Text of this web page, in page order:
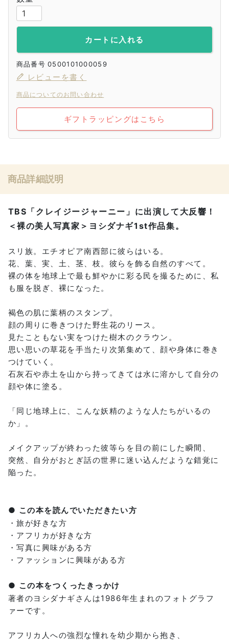
カートに入れる
商品番号 0500101000059
レビューを書く
商品についてのお問い合わせ
ギフトラッピングはこちら
商品詳細説明
TBS「クレイジージャーニー」に出演して大反響！
＜裸の美人写真家＞ヨシダナギ1st作品集。
スリ族。エチオピア南西部に彼らはいる。
花、葉、実、土、茎、枝。彼らを飾る自然のすべて。
裸の体を地球上で最も鮮やかに彩る民を撮るために、私
も服を脱ぎ、裸になった。
褐色の肌に葉柄のスタンプ。
顔の周りに巻きつけた野生花のリース。
見たこともない実をつけた樹木のクラウン。
思い思いの草花を手当たり次第集めて、顔や身体に巻き
つけていく。
石灰石や赤土を山から持ってきては水に溶かして自分の
顔や体に塗る。
「同じ地球上に、こんな妖精のような人たちがいるの
か」。
メイクアップが終わった彼等らを目の前にした瞬間、
突然、自分がおとぎ話の世界に迷い込んだような錯覚に
陥った。
● この本を読んでいただきたい方
・旅が好きな方
・アフリカが好きな方
・写真に興味がある方
・ファッションに興味がある方
● この本をつくったきっかけ
著者のヨシダナギさんは1986年生まれのフォトグラフ
ァーです。
アフリカ人への強烈な憧れを幼少期から抱き、